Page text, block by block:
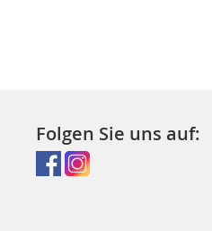
Folgen Sie uns auf: